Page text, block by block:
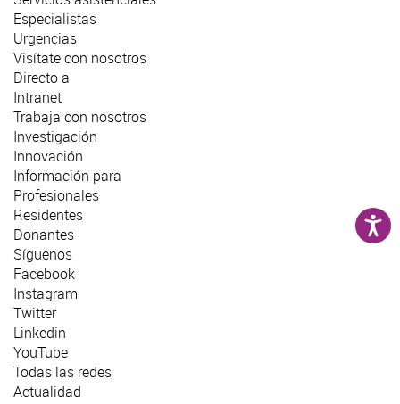
Especialistas
Urgencias
Visítate con nosotros
Directo a
Intranet
Trabaja con nosotros
Investigación
Innovación
Información para
Profesionales
Residentes
Donantes
Síguenos
Facebook
Instagram
Twitter
Linkedin
YouTube
Todas las redes
Actualidad